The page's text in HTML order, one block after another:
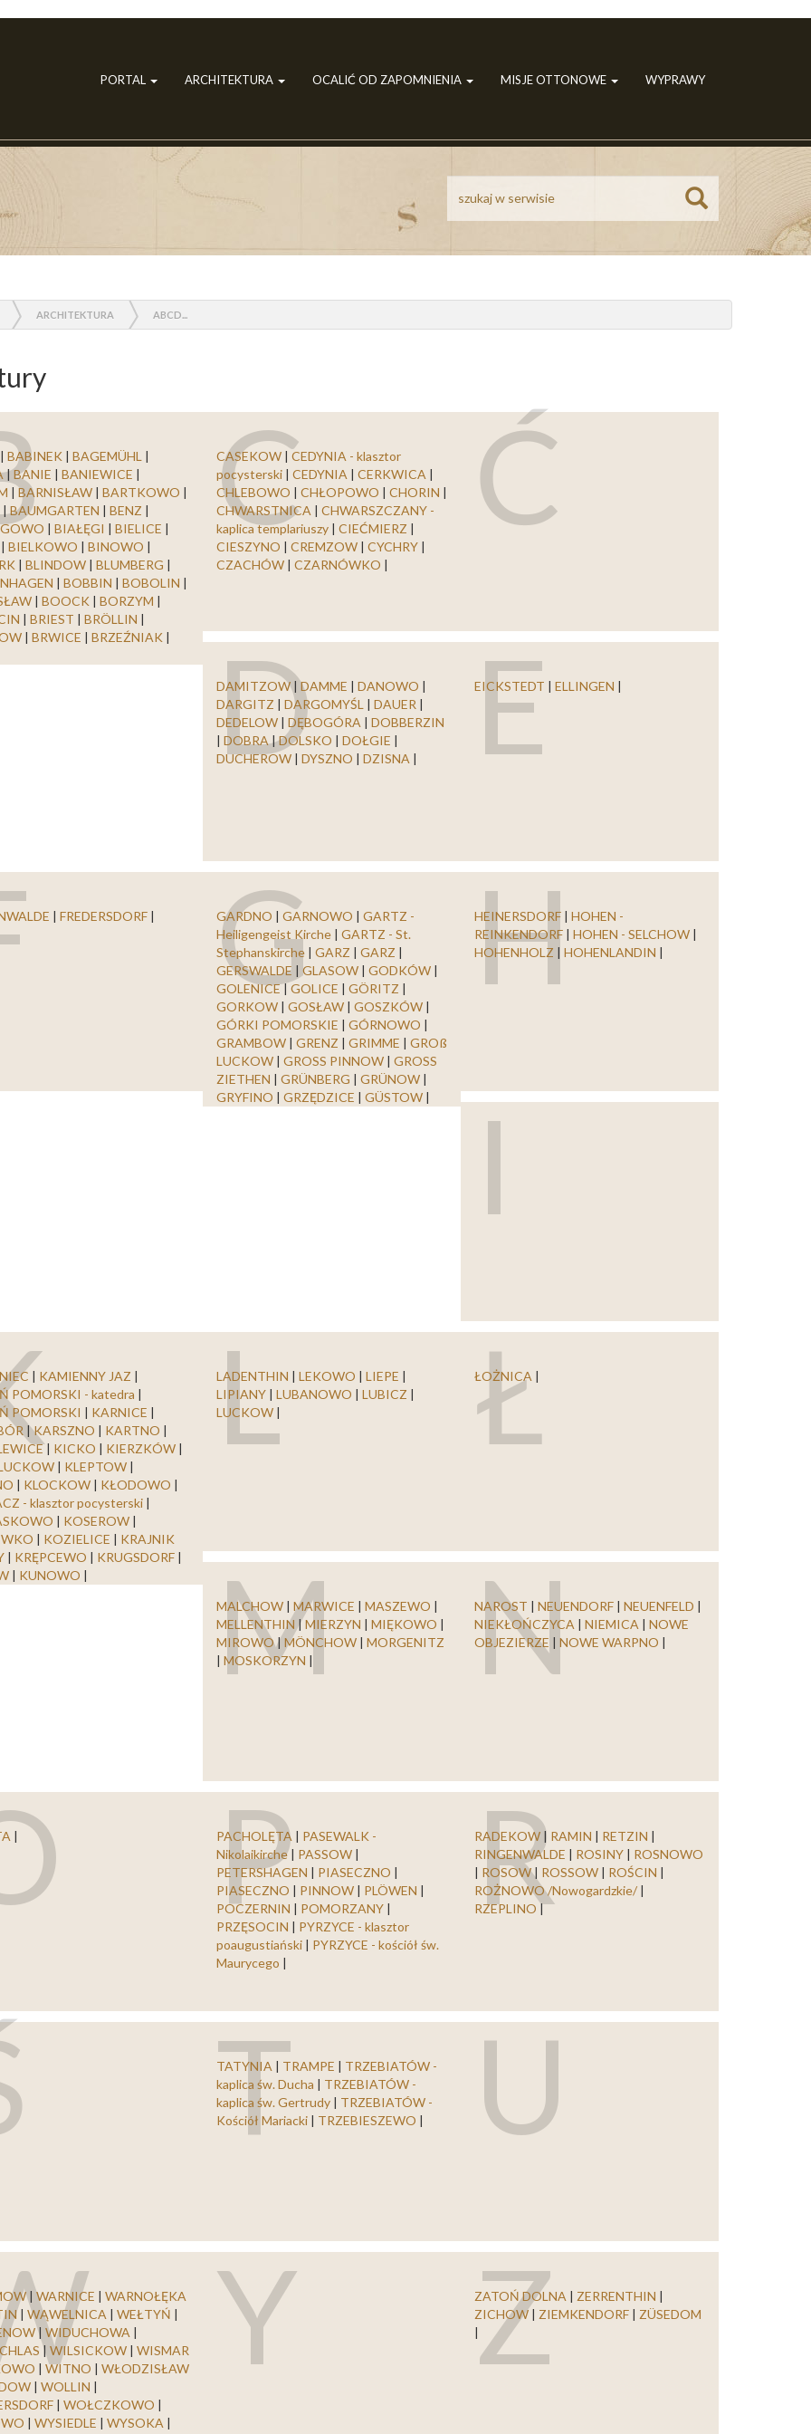
PORTAL ARCHITEKTURA OCALIĆ OD ZAPOMNIENIA MISJE OTTONOWE WYPRAWY
ARCHITEKTURA ABCD...
| BABINEK | BAGEMÜHL |
|BANIE | BANIEWICE |
| BARNISŁAW | BARTKOWO |
|BAUMGARTEN | BENZ |
| BIAŁĘGI | BIELICE |
| BIELKOWO | BINOWO |
| BLINDOW | BLUMBERG |
| BOBBIN | BOBOLIN |
| BOOCK | BORZYM |
| BRIEST | BRÖLLIN |
| BRWICE | BRZEŹNIAK |
C
CASEKOW | CEDYNIA - klasztor
pocysterski | CEDYNIA | CERKWICA |
CHLEBOWO | CHŁOPOWO | CHORIN |
CHWARSTNICA | CHWARSZCZANY -
kaplica templariuszy | CIEĆMIERZ |
CIESZYNO | CREMZOW | CYCHRY |
CZACHÓW | CZARNÓWKO |
Ć
D
DAMITZOW| DAMME | DANOWO |
DARGITZ | DARGOMYŚL | DAUER |
DEDELOW | DĘBOGÓRA | DOBBERZIN
| DOBRA|DOLSKO | DOŁGIE |
DUCHEROW | DYSZNO | DZISNA | E
EICKSTEDT | ELLINGEN |
| FREDERSDORF | G
GARDNO | GARNOWO | GARTZ -
Heiligengeist Kirche | GARTZ - St.
Stephanskirche | GARZ | GARZ |
GERSWALDE | GLASOW | GODKÓW |
GOLENICE| GOLICE | GÖRITZ |
GORKOW | GOSŁAW | GOSZKÓW |
GÓRKI POMORSKIE | GÓRNOWO |
GRAMBOW | GRENZ | GRIMME | GROß
LUCKOW | GROSS PINNOW | GROSS
ZIETHEN | GRÜNBERG | GRÜNOW |
GRYFINO | GRZĘDZICE | GÜSTOW |
H
HEINERSDORF | HOHEN -
REINKENDORF | HOHEN - SELCHOW |
HOHENHOLZ | HOHENLANDIN |
I
| KAMIENNY JAZ |
POMORSKI - katedra |
POMORSKI | KARNICE |
|KARSZNO | KARTNO |
| KICKO | KIERZKÓW |
| KLEPTOW |
| KLOCKOW | KŁODOWO |
- klasztor pocysterski |
| KOSEROW |
| KOZIELICE | KRAJNIK
| KRĘPCEWO | KRUGSDORF |
| KUNOWO |
L
LADENTHIN | LEKOWO | LIEPE |
LIPIANY | LUBANOWO | LUBICZ |
LUCKOW | Ł
ŁOŻNICA |
M
MALCHOW | MARWICE | MASZEWO |
MELLENTHIN |MIERZYN | MIĘKOWO |
MIROWO| MÖNCHOW | MORGENITZ
| MOSKORZYN | N
NAROST | NEUENDORF | NEUENFELD |
NIEKŁOŃCZYCA | NIEMICA | NOWE
OBJEZIERZE | NOWE WARPNO |
| P
PACHOLĘTA | PASEWALK -
Nikolaikirche| PASSOW |
PETERSHAGEN | PIASECZNO |
PIASECZNO | PINNOW | PLÖWEN |
POCZERNIN | POMORZANY |
PRZĘSOCIN | PYRZYCE - klasztor
poaugustiański | PYRZYCE - kościół św.
Maurycego |
R
RADEKOW | RAMIN | RETZIN |
RINGENWALDE | ROSINY | ROSNOWO
| ROSOW| ROSSOW | ROŚCIN |
ROŻNOWO /Nowogardzkie/ |
RZEPLINO |
T
TATYNIA | TRAMPE | TRZEBIATÓW -
kaplica św. Ducha | TRZEBIATÓW -
kaplica św. Gertrudy | TRZEBIATÓW -
Kościół Mariacki | TRZEBIESZEWO |
U
| WARNICE | WARNOŁĘKA
| WĄWELNICA | WEŁTYŃ |
| WIDUCHOWA |
| WILSICKOW | WISMAR
| WITNO | WŁODZISŁAW
| WOLLIN |
| WOŁCZKOWO |
| WYSIEDLE | WYSOKA |
Y Z
ZATOŃ DOLNA | ZERRENTHIN |
ZICHOW | ZIEMKENDORF | ZÜSEDOM
|